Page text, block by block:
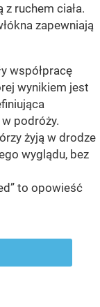
ruchem ciała.
zapewniają
współpracę
wynikiem jest
podróży.
żyją w drodze
wyglądu, bez
to opowieść